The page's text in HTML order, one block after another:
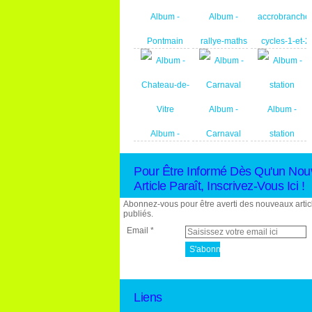
Album -
Pontmain
Album -
rallye-maths
Album -
sortie-
accrobranche-
cycles-1-et-2
Album -
Vitre
Album -
Carnaval
Album -
station
Pour Être Informé Dès Qu'un
Article Paraît, Inscrivez-Vous Ici !
Abonnez-vous pour être averti des nouveaux
publiés.
Email
Liens